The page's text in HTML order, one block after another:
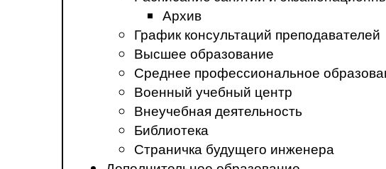
Архив
График консультаций преподавателей
Высшее образование
Среднее профессиональное
Военный учебный центр
Внеучебная деятельность
Библиотека
Страничка будущего инженера